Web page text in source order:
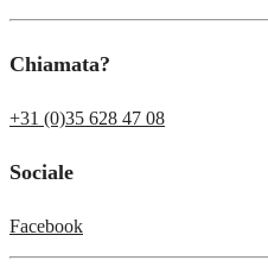
Chiamata?
+31 (0)35 628 47 08
Sociale
Facebook